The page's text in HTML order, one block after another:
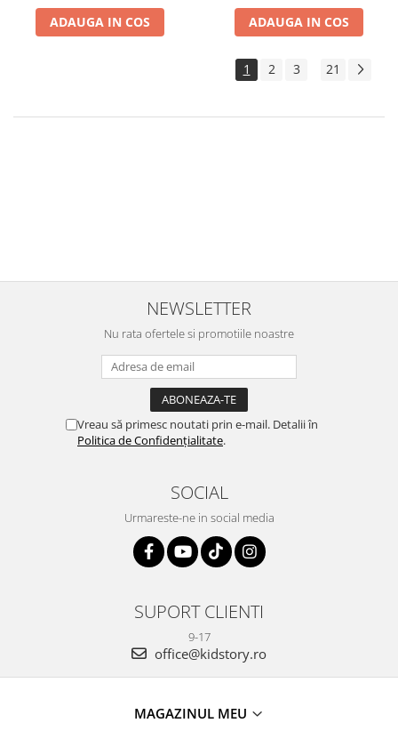
ADAUGA IN COS ADAUGA IN COS
1 2 3 21
NEWSLETTER
Nu rata ofertele si promotiile noastre
Vreau să primesc noutati prin e-mail. Detalii în
Politica de Confidențialitate.
SOCIAL
Urmareste-ne in social media
SUPORT CLIENTI
9-17
office@kidstory.ro
MAGAZINUL MEU